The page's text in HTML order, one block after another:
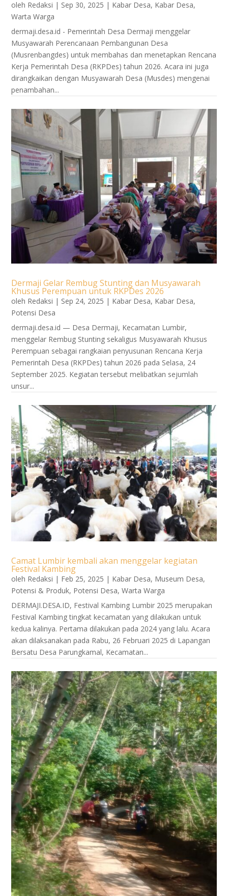
oleh Redaksi | Sep 30, 2025 | Kabar Desa, Kabar Desa,
Warta Warga
dermaji.desa.id - Pemerintah Desa Dermaji menggelar
Musyawarah Perencanaan Pembangunan Desa
(Musrenbangdes) untuk membahas dan menetapkan Rencana
Kerja Pemerintah Desa (RKPDes) tahun 2026. Acara ini juga
dirangkaikan dengan Musyawarah Desa (Musdes) mengenai
penambahan...
Dermaji Gelar Rembug Stunting dan Musyawarah
Khusus Perempuan untuk RKPDes 2026
oleh Redaksi | Sep 24, 2025 | Kabar Desa, Kabar Desa,
Potensi Desa
dermaji.desa.id — Desa Dermaji, Kecamatan Lumbir,
menggelar Rembug Stunting sekaligus Musyawarah Khusus
Perempuan sebagai rangkaian penyusunan Rencana Kerja
Pemerintah Desa (RKPDes) tahun 2026 pada Selasa, 24
September 2025. Kegiatan tersebut melibatkan sejumlah
unsur...
Camat Lumbir kembali akan menggelar kegiatan
Festival Kambing
oleh Redaksi | Feb 25, 2025 | Kabar Desa, Museum Desa,
Potensi & Produk, Potensi Desa,Warta Warga
DERMAJI.DESA.ID, Festival Kambing Lumbir 2025 merupakan
Festival Kambing tingkat kecamatan yang dilakukan untuk
kedua kalinya. Pertama dilakukan pada 2024 yang lalu. Acara
akan dilaksanakan pada Rabu, 26 Februari 2025 di Lapangan
Bersatu Desa Parungkamal, Kecamatan...